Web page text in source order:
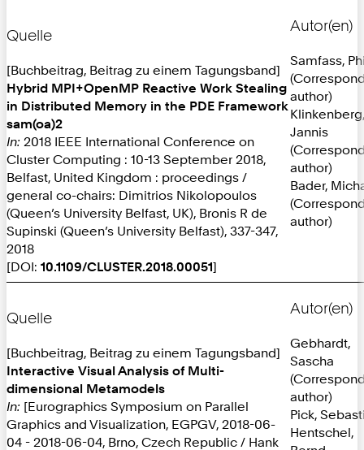
Quelle
[Buchbeitrag, Beitrag zu einem Tagungsband]
Hybrid MPI+OpenMP Reactive Work Stealing
in Distributed Memory in the PDE Framework
sam(oa)2
In: 2018 IEEE International Conference on
Cluster Computing : 10-13 September 2018,
Belfast, United Kingdom : proceedings /
general co-chairs: Dimitrios Nikolopoulos
(Queen’s University Belfast, UK), Bronis R de
Supinski (Queen’s University Belfast), 337-347,
2018
[DOI: 10.1109/CLUSTER.2018.00051]
Autor(en)
Samfass,
author)
Klinkenberg,
Jannis
author)
Bader,
author)
Quelle
[Buchbeitrag, Beitrag zu einem Tagungsband]
Interactive Visual Analysis of Multi-
dimensional Metamodels
In: [Eurographics Symposium on Parallel
Graphics and Visualization, EGPGV, 2018-06-
04 - 2018-06-04, Brno, Czech Republic / Hank
Autor(en)
Gebhardt,
Sascha
author)
Pick,
Hentschel,